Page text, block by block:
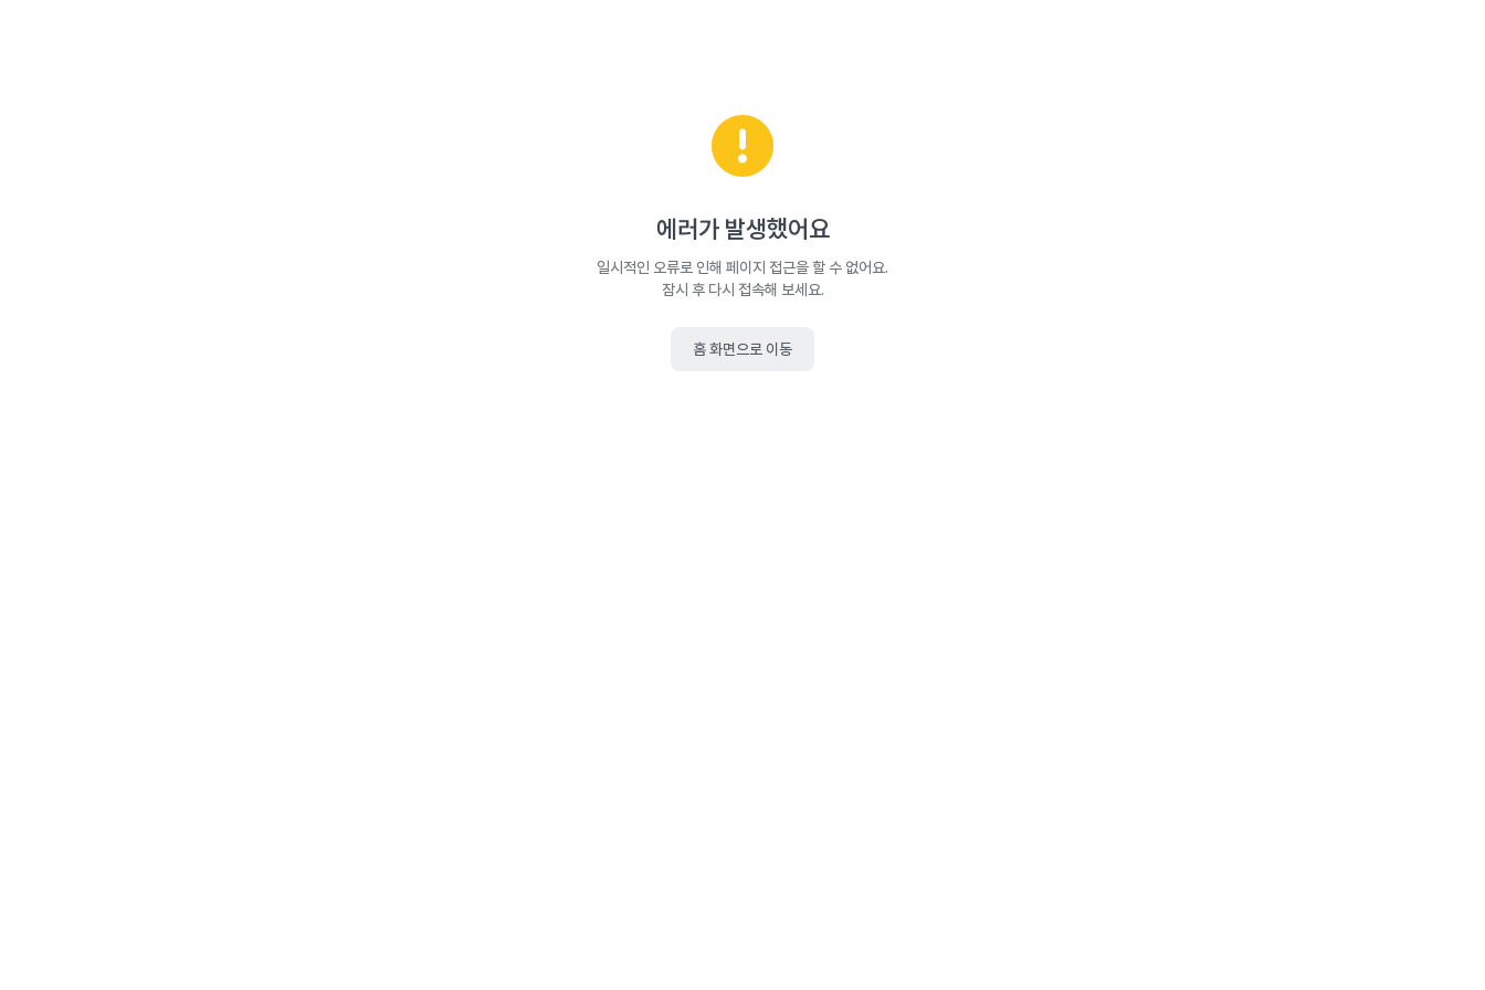
에러가 발생했어요
일시적인 오류로 인해 페이지 접근을 할 수 없어요.
잠시 후 다시 접속해 보세요.
홈 화면으로 이동